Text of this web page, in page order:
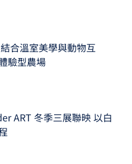
合溫室美學與動物互
驗型農場
ART 冬季三展聯映 以白